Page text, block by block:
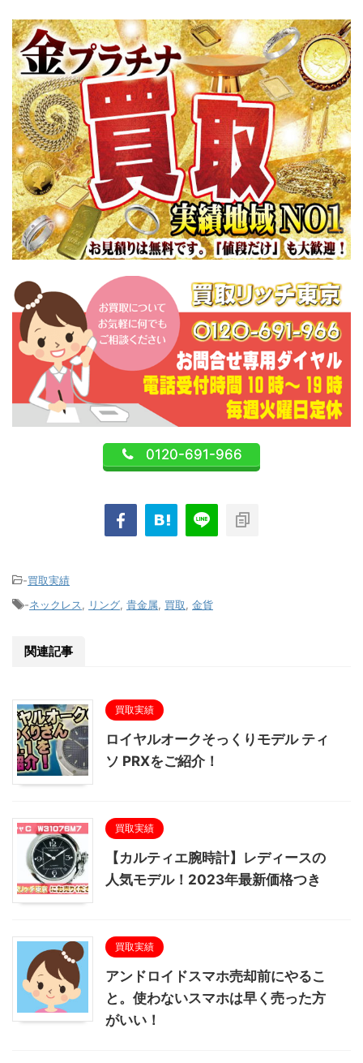
0120-691-966
-買取実績
-ネックレス, リング, 貴金属, 買取, 金貨
関連記事
買取実績
ロイヤルオークそっくりモデル ティ
ソ PRXをご紹介！
買取実績
【カルティエ腕時計】レディースの
人気モデル！2023年最新価格つき
買取実績
アンドロイドスマホ売却前にやるこ
と。使わないスマホは早く売った方
がいい！